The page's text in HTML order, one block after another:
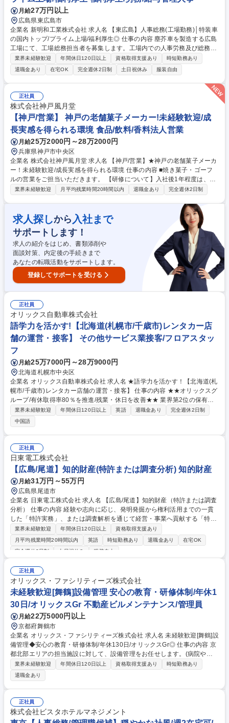
月給27万円以上
広島県東広島市
企業名 新明和工業株式会社 求人名 【東広島】人事総務(工場勤務)│特装車
の国内トップ/プライム上場/福利厚生◎ 仕事の内容 塵芥車を製造する広島
工場にて、工場総務担当者を募集します。工場内での人事労務及び総務業
務全般に従事頂きます。将来的に、総務部門の中核を担っていただける方
を募集しております！ ●特装車事業は当社の主要事業の中でも高い売上高
を占有。今後も公共事業等により、更なる特装車の需要が見込めます。 ●
オーダーメイドの特装車製造も行っている為、顧客の要望を細かくヒアリ
ングし、製品開発部へ繋いでいただきます。 募集職種 【東広島】人事総
務(工場勤務)│特装車の国内トップ/プライム上場/福利厚生◎
業界未経験歓迎 年間休日120日以上 資格取得支援あり
時短勤務あり
退職金あり
在宅OK 完全週休2日制 土日祝休み 服装自由
正社員
株式会社神戸風月堂
【神戸/営業】 神戸の老舗菓子メーカー!未経験歓迎/成
長実感を得られる環境 食品/飲料/香料法人営業
月給25万2000円～28万2000円
兵庫県神戸市中央区
企業名 株式会社神戸風月堂 求人名 【神戸/営業】★神戸の老舗菓子メーカ
ー！未経験歓迎/成長実感を得られる環境 仕事の内容 ■焼き菓子・ゴーフ
ルの営業をご担当いただきます。 【研修について】入社後1年程度は、販
売現場から当社の商品理解を深めていただき、接客販売・売上管理・発
京阪神の百貨店、量販店、テーマパークへのルート営業（新商品の提案、
ディスプレイ、店舗担当者と商談、当社販売員に対するマネージメントな
ど）。駅、空港、美術館などお土産市場の新規開拓にも力を入れて取り組
んでおります！ ※変更の範囲：営業職に従事いただいた後も更なるキャリ
アアップで総合職としてご活躍の道もございます（人事・経理・総務・製
造・生産管理など） 募集職種 【神戸/営業】★神戸の老舗菓子メーカー！
未経験歓迎/成長実感を得られる環境
業界未経験歓迎 月平均残業時間20時間以内 退職金あり 完全週休2日制
求人探しから 入社まで
サポートします！
求人の紹介をはじめ、書類添削や
面談対策、内定後の手続きまで
あなたの転職活動をサポートします。
登録してサポートを受ける
正社員
オリックス自動車株式会社
語学力を活かす!【北海道(札幌市/千歳市)レンタカー店
舗の運営・接客】 その他サービス業接客/フロアスタッ
フ
月給25万7000円～28万9000円
北海道札幌市中央区
企業名 オリックス自動車株式会社 求人名 ★語学力を活かす！【北海道(札
幌市/千歳市)レンタカー店舗の運営・接客】 仕事の内容 ★★オリックスグ
ループ/有休取得率80％を推進/残業・休日を改善★★ 業界第2位の保有台
数を誇る当社の中核事業「オリックスレンタカー」の 北海道内の直営レン
タカー店舗運営を統括する店長候補を募集します。 【詳細】◆カウンター
での接客（貸出・返却対応）◆保有車両の稼働管理 /他店舗との連携◆店
舗で勤務するスタッフのマネジメント◆キャンペーン施策の企画・設計◆
売上管理◆法人営業（近隣ホテル、損害保険会社、自動車ディーラーへの
ご提案）※「接客」以外の業務として、車両の稼働管理やアルバイトスタ
ッフの育成・管理といったマネジメント業務を中心とした店舗運営があり
ます。法人営業にも注力しております。 募集職種 ★語学力を活かす！
【北海道(札幌市/千歳市)レンタカー店舗の運営・接客】
業界未経験歓迎 年間休日120日以上 英語 退職金あり
完全週休2日制
中国語
正社員
日東電工株式会社
【広島/尾道】知的財産(特許または調査分析) 知的財産
月給31万円～55万円
広島県尾道市
企業名 日東電工株式会社 求人名 【広島/尾道】知的財産（特許または調査
分析） 仕事の内容 経験や志向に応じ、発明発掘から権利活用までの一貫
した「特許実務」、または調査解析を通じて経営・事業へ貢献する「特許
調査分析」のいずれかを担当します。既存事業の成長と未来価値の創出を
支える業務です。 特許実務では、知財戦略立案、出願権利化、クリアラン
ス、契約、権利活用まで一貫して担います。特許調査分析では、特許・非
を推進します。将来は専門家として、社内複数部署と連携しながら新規事
業創出やマネタイズテーマの発掘を行い、プロジェクトの牽引や若手指導
を通じて組織全体の知財力強化に貢献することが期待されます。 募集職種
【広島/尾道】知的財産（特許または調査分析）
業界未経験歓迎 年間休日120日以上
資格取得支援あり
月平均残業時間20時間以内
英語 時短勤務あり 退職金あり
在宅OK
完全週休2日制
土日祝休み 服装自由
正社員
オリックス・ファシリティーズ株式会社
未経験歓迎[舞鶴]設備管理 安心の教育・研修体制/年休1
30日/オリックスGr 不動産ビルメンテナンス/管理員
月給22万5000円以上
京都府舞鶴市
企業名 オリックス・ファシリティーズ株式会社 求人名 未経験歓迎[舞鶴]設
備管理◆安心の教育・研修体制/年休130日/オリックスGr◎ 仕事の内容 京
都北部エリアの担当施設に対して、設備管理をお任せします。(病院や大
学、公共施設な等様々な施設)※丁寧な研修教育体制がありますので、長
期的にキャリア形成したい方にオススメの企業です！ 【具体的には】点
検/見積/緊急対応等が主な業務です。モニターによる監視・日常点検・法
定点検・契約に基づく業務計画の立案・修繕等の見積もり書の作成・緊急
時の対応及び一次的な修繕(建物の改変は含まない)・設備メーカーや修繕
業者等への発注・オーナー様への報告 【会社・職種紹介】■事業紹介動
画：https://youtu.be/6sSR7aCje_U■社員インタビュー(設備管理)：https://
業界未経験歓迎 年間休日120日以上 資格取得支援あり
時短勤務あり
退職金あり
正社員
株式会社ビスタホテルマネジメント